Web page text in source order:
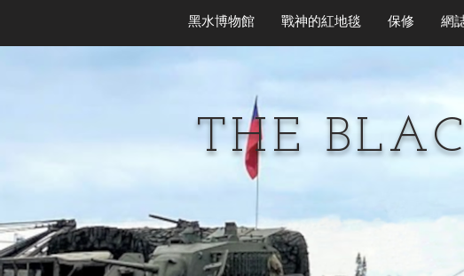
黑水博物館 戰神的紅地毯 保修 網
THE